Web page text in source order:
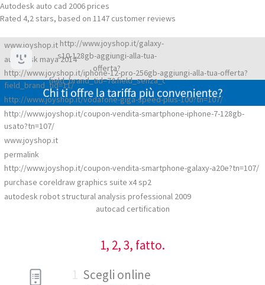
Autodesk auto cad 2006 prices
Rated 4,2stars, based on 1147 customer reviews
www.joyshop.it
autodesk maya 2014
http://www.joyshop.it/iphone-12-pro-256gb-aggiungi-alla-tua-offerta?
field_brand_tid=11/
http://www.joyshop.it/vodafone-giga-speed-plus-100?tn=107/
http://www.joyshop.it/coupon-vendita-smartphone-iphone-7-128gb-
usato?tn=107/
www.joyshop.it
permalink
http://www.joyshop.it/coupon-vendita-smartphone-galaxy-a20e?tn=107/
purchase coreldraw graphics suite x4 sp2
autodesk robot structural analysis professional 2009
autocad certification
http://www.joyshop.it/galaxy-
s10-128gb-aggiungi-alla-tua-
offerta?
field_brand_tid=7&field_senza_carta_di_credito_value=All/
1, 2, 3, fatto.
1 Scegli online